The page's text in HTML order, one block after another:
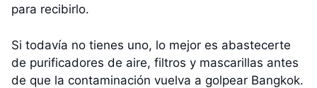
para recibirlo.
Si todavía no tienes uno, lo mejor es abastecerte
de purificadores de aire, filtros y mascarillas antes
de que la contaminación vuelva a golpear Bangkok.